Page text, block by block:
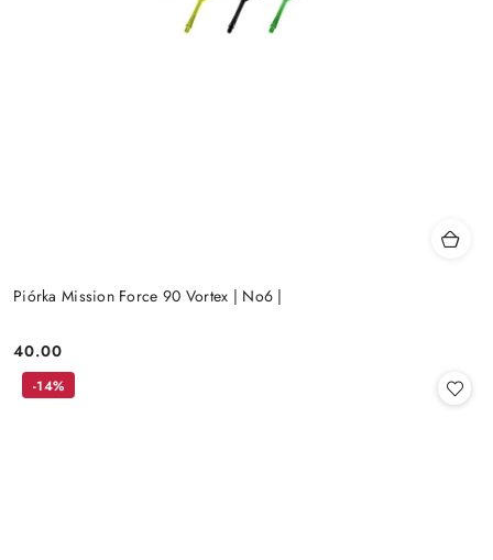
Piórka Mission Force 90 Vortex | No6 |
Cena:
40.00
-14%